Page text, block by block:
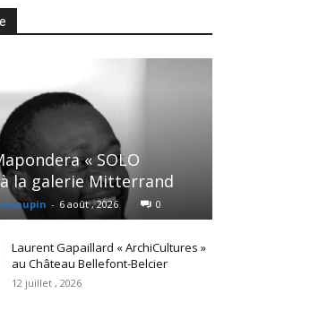
« SOLO
à la galerie Mitterrand
- 6 août , 2026 0
Laurent Gapaillard « ArchiCultures »
au Château Bellefont-Belcier
12 juillet , 2026